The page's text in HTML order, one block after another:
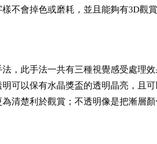
不會掉色或磨耗，並且能夠有3D觀
，此手法一共有三種視覺感受處理
可以保有水晶獎盃的透明晶亮，且
清楚利於觀賞；不透明像是把漸層